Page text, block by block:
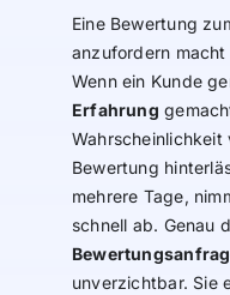
Eine Bewertung
anzufordern
Wenn ein Kunde
Erfahrung
Wahrscheinlichkeit
Bewertung
mehrere Tage,
schnell ab. Genau
unverzichtbar. Sie